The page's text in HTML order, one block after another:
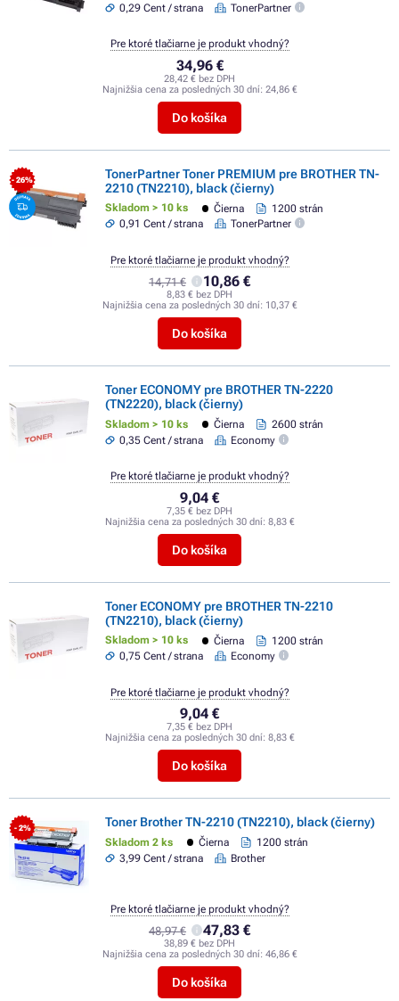
0,29 Cent / strana
TonerPartner
34,96 €
28,42 € bez DPH
Najnižšia cena za posledných 30 dní: 24,86 €
Do košíka
Pre ktoré tlačiarne je produkt vhodný?
- 26%
TonerPartner Toner PREMIUM pre BROTHER TN-
2210 (TN2210), black (čierny)
Skladom > 10 ks Čierna
1200 strán
0,91 Cent / strana
TonerPartner
14,71 € 10,86 €
8,83 € bez DPH
Najnižšia cena za posledných 30 dní: 10,37 €
Do košíka
Pre ktoré tlačiarne je produkt vhodný?
Toner ECONOMY pre BROTHER TN-2220
(TN2220), black (čierny)
Skladom > 10 ks Čierna
2600 strán
0,35 Cent / strana
Economy
9,04 €
7,35 € bez DPH
Najnižšia cena za posledných 30 dní: 8,83 €
Do košíka
Pre ktoré tlačiarne je produkt vhodný?
Toner ECONOMY pre BROTHER TN-2210
(TN2210), black (čierny)
Skladom > 10 ks Čierna
1200 strán
0,75 Cent / strana
Economy
9,04 €
7,35 € bez DPH
Najnižšia cena za posledných 30 dní: 8,83 €
Do košíka
Pre ktoré tlačiarne je produkt vhodný?
- 2% Toner Brother TN-2210 (TN2210), black (čierny)
Skladom 2 ks Čierna
1200 strán
3,99 Cent / strana
Brother
48,97 € 47,83 €
38,89 € bez DPH
Najnižšia cena za posledných 30 dní: 46,86 €
Do košíka
Pre ktoré tlačiarne je produkt vhodný?